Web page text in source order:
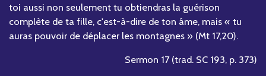
toi aussi non seulement tu obtiendras la guérison
complète de ta fille, c'est-à-dire de ton âme, mais « tu
auras pouvoir de déplacer les montagnes » (Mt 17,20).
Sermon 17 (trad. SC 193, p. 373)